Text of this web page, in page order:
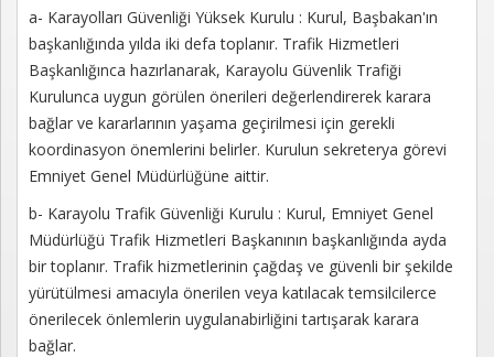
a- Karayolları Güvenliği Yüksek Kurulu : Kurul, Başbakan'ın
başkanlığında yılda iki defa toplanır. Trafik Hizmetleri
Başkanlığınca hazırlanarak, Karayolu Güvenlik Trafiği
Kurulunca uygun görülen önerileri değerlendirerek karara
bağlar ve kararlarının yaşama geçirilmesi için gerekli
koordinasyon önemlerini belirler. Kurulun sekreterya görevi
Emniyet Genel Müdürlüğüne aittir.
b- Karayolu Trafik Güvenliği Kurulu : Kurul, Emniyet Genel
Müdürlüğü Trafik Hizmetleri Başkanının başkanlığında ayda
bir toplanır. Trafik hizmetlerinin çağdaş ve güvenli bir şekilde
yürütülmesi amacıyla önerilen veya katılacak temsilcilerce
önerilecek önlemlerin uygulanabirliğini tartışarak karara
bağlar.